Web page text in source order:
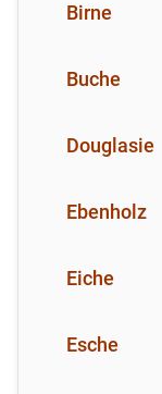
Birne
Buche
Douglasie
Ebenholz
Eiche
Esche